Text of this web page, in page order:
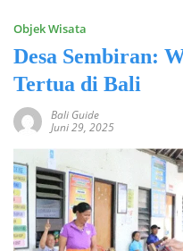
Objek Wisata
Desa Sembiran:
Tertua di Bali
Bali Guide
Juni 29, 2025